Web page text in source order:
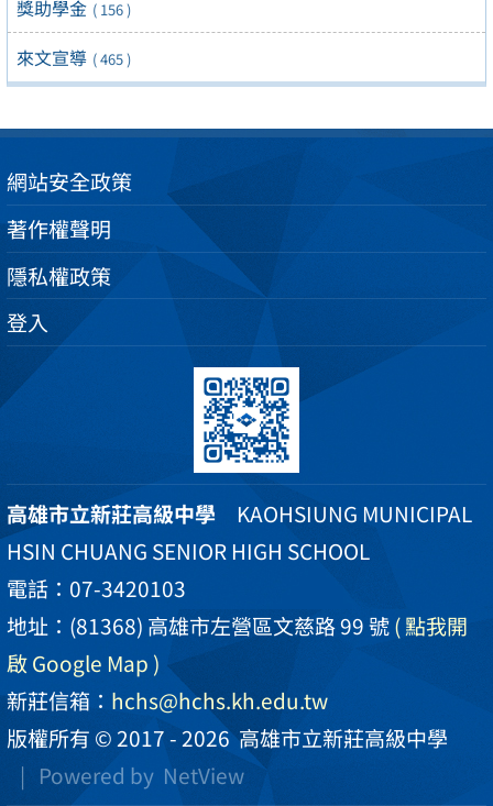
獎助學金 ( 156 )
來文宣導 ( 465 )
網站安全政策
著作權聲明
隱私權政策
登入
高雄市立新莊高級中學 KAOHSIUNG MUNICIPAL
HSIN CHUANG SENIOR HIGH SCHOOL
電話：07-3420103
地址：(81368) 高雄市左營區文慈路 99 號( 點我開
啟 Google Map )
新莊信箱： hchs@hchs.kh.edu.tw
版權所有 © 2017 - 2026高雄市立新莊高級中學
| Powered by NetView